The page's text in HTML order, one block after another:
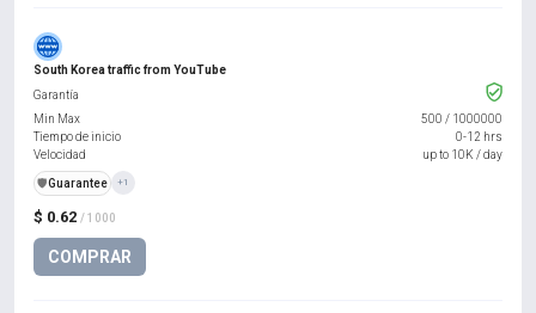
South Korea traffic from YouTube
$ 0.62 / 1000
COMPRAR
Garantía
Min Max
500 / 1000000
Tiempo de inicio
0-12 hrs
Velocidad
up to 10K / day
️🛡️Guarantee +1